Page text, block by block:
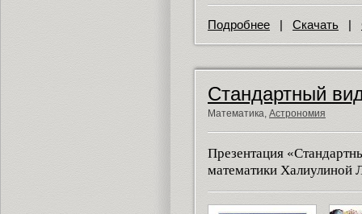
Подробнее | Скачать |
Стандартный
Математика, Астрономия
Презентация
математики Халиулиной